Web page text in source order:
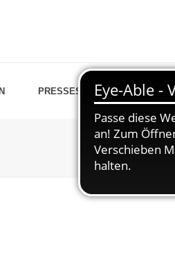
PRESSESPIEGEL SHOP